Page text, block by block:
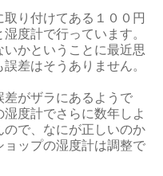
り付けてある１００円
度計で行っています。
かということに最近思
差はそうありません。
がザラにあるようで
度計でさらに数年しよ
ので、なにが正しいのか
ップの湿度計は調整で